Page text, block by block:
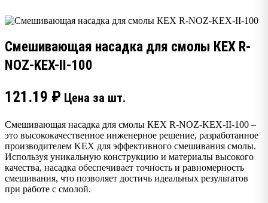
Смешивающая насадка для смолы КEX R-
NOZ-KEX-II-100
121.19 ₽ Цена за шт.
Смешивающая насадка для смолы КEX R-NOZ-KEX-II-100 –
это высококачественное инженерное решение, разработанное
производителем KEX для эффективного смешивания смолы.
Используя уникальную конструкцию и материалы высокого
качества, насадка обеспечивает точность и равномерность
смешивания, что позволяет достичь идеальных результатов
при работе с смолой.